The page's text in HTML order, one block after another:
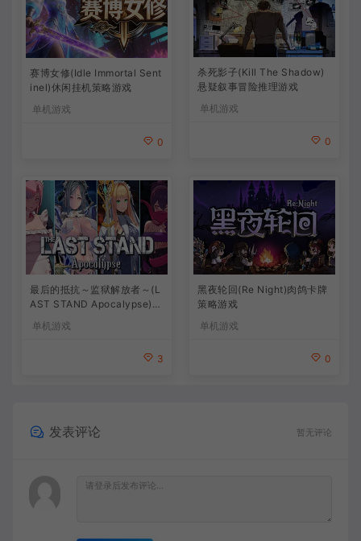
赛博女修(Idle Immortal Sent
inel)休闲挂机策略游戏
单机游戏
0
杀死影子(Kill The Shadow)
悬疑叙事冒险推理游戏
单机游戏
0
最后的抵抗～监狱解放者～(L
AST STAND Apocalypse)卡
单机游戏
3
黑夜轮回(Re Night)肉鸽卡牌
策略游戏
单机游戏
0
发表评论 暂无评论